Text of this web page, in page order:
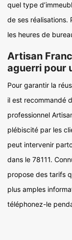
quel type
de ses réalisations.
les heures de
Artisan
aguerri pour
Pour garantir la
il est recommandé
professionnel
plébiscité par les
peut intervenir
dans le 78111.
propose des tarifs
plus amples
téléphonez-le